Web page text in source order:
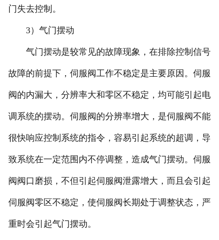
门失去控制。
3）气门摆动
气门摆动是较常见的故障现象，在排除控制信号
故障的前提下，伺服阀工作不稳定是主要原因。伺服
阀的内漏大，分辨率大和零区不稳定，均可能引起电
调系统的摆动。伺服阀的分辨率增大，是伺服阀不能
很快响应控制系统的指令，容易引起系统的超调，导
致系统在一定范围内不停调整，造成气门摆动。伺服
阀阀口磨损，不但引起伺服阀泄露增大，而且会引起
伺服阀零区不稳定，使伺服阀长期处于调整状态，严
重时会引起气门摆动。